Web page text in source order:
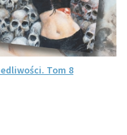
Tom 8